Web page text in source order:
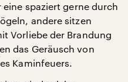
spaziert gerne durch
andere sitzen
Vorliebe der Brandung
das Geräusch von
Kaminfeuers.